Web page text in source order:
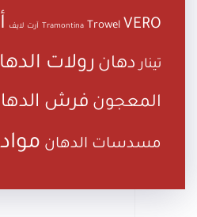
Tramontina Trowel VERO آرت لايف
تينار دهان رولات
المعجون فرش
مسدسات الدهان